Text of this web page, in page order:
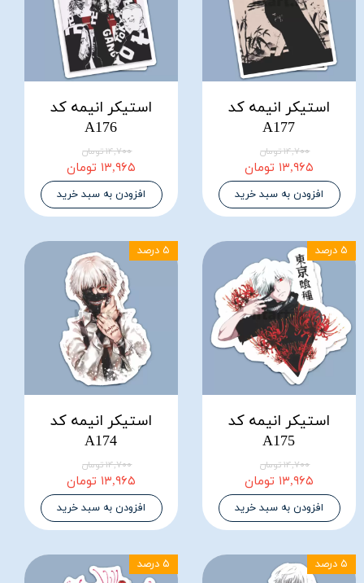
استیکر انیمه کد
A177
۱۴,۷۰۰ تومان
۱۳,۹۶۵ تومان
افزودن به سبد خرید
استیکر انیمه کد
A176
۱۴,۷۰۰ تومان
۱۳,۹۶۵ تومان
افزودن به سبد خرید
استیکر انیمه کد
A175
۱۴,۷۰۰ تومان
۱۳,۹۶۵ تومان
افزودن به سبد خرید
۵ درصد
استیکر انیمه کد
A174
۱۴,۷۰۰ تومان
۱۳,۹۶۵ تومان
افزودن به سبد خرید
۵ درصد
۵ درصد ۵ درصد